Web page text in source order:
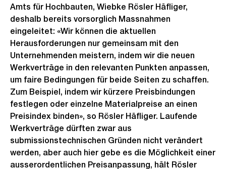
Amts für Hochbauten, Wiebke Rösler Häfliger,
deshalb bereits vorsorglich Massnahmen
eingeleitet: «Wir können die aktuellen
Herausforderungen nur gemeinsam mit den
Unternehmenden meistern, indem wir die neuen
Werkverträge in den relevanten Punkten anpassen,
um faire Bedingungen für beide Seiten zu schaffen.
Zum Beispiel, indem wir kürzere Preisbindungen
festlegen oder einzelne Materialpreise an einen
Preisindex binden», so Rösler Häfliger. Laufende
Werkverträge dürften zwar aus
submissionstechnischen Gründen nicht verändert
werden, aber auch hier gebe es die Möglichkeit einer
ausserordentlichen Preisanpassung, hält Rösler